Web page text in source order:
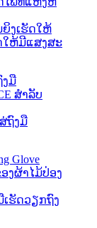
ຍິງເຮັດໃຫ້
ໃຫ້ມີແສງສະ
ຖົງມື
ເຮັດວຽກຖົງ